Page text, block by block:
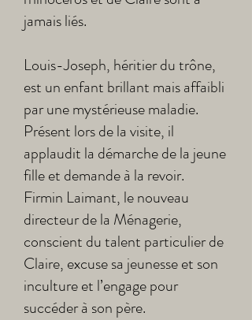
jamais liés.
Louis-Joseph, héritier du trône,
est un enfant brillant mais affaibli
par une mystérieuse maladie.
Présent lors de la visite, il
applaudit la démarche de la jeune
fille et demande à la revoir.
Firmin Laimant, le nouveau
directeur de la Ménagerie,
conscient du talent particulier de
Claire, excuse sa jeunesse et son
inculture et l’engage pour
succéder à son père.